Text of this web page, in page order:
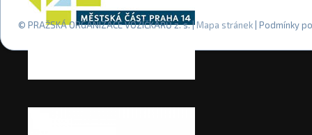
© PRAŽSKÁ ORGANIZACE VOZÍČKÁŘŮ z. s. |Mapa stránek | Podmínky